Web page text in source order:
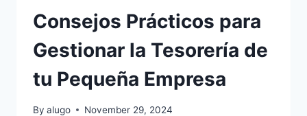
Consejos Prácticos para
Gestionar la Tesorería de
tu Pequeña Empresa
By alugo November 29, 2024